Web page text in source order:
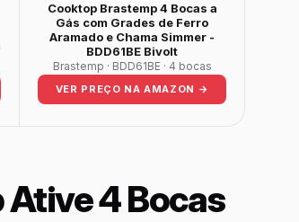
Cooktop Brastemp 4 Bocas a
Gás com Grades de Ferro
Aramado e Chama Simmer -
BDD61BE Bivolt
Brastemp · BDD61BE · 4 bocas
VER PREÇO NA AMAZON →
4 Bocas